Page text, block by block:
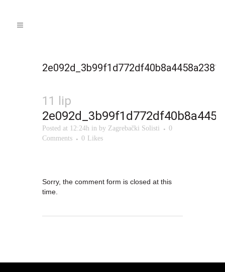
11 lip
Posted at 12:24h in by Zagrebački Solisti
0
Comments
0 Likes
Sorry, the comment form is closed at this
time.